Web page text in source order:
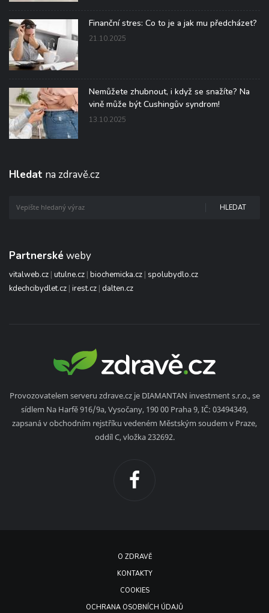
Finanční stres: Co to je a jak mu předcházet?
21.10.2025
Nemůžete zhubnout, i když se snažíte? Na
vině může být Cushingův syndrom!
13.10.2025
Hledat na zdravě.cz
HLEDAT
Partnerské weby
vitalweb.cz | utulne.cz | biochemicka.cz | spolubydlo.cz
kdechcibydlet.cz | irest.cz | dalten.cz
Provozovatelem serveru zdrave.cz je DIAMANTAN investment s.r.o., se
sídlem Na Harfě 916/9a, Vysočany, 190 00 Praha 9, IČ: 03494349,
zapsaná v obchodním rejstříku vedeném Městským soudem v Praze,
oddíl C, vložka 232692.
O ZDRAVĚ
KONTAKTY
COOKIES
OCHRANA OSOBNÍCH ÚDAJŮ